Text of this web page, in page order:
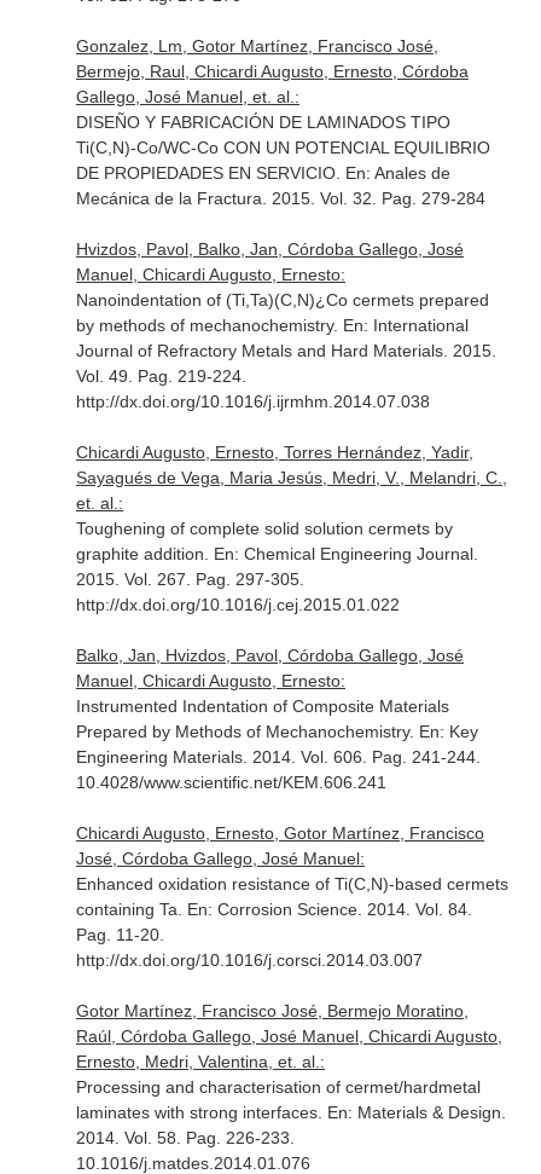
Gonzalez, Lm, Gotor Martínez, Francisco José,
Bermejo, Raul, Chicardi Augusto, Ernesto, Córdoba
Gallego, José Manuel, et. al.:
DISEÑO Y FABRICACIÓN DE LAMINADOS TIPO
Ti(C,N)-Co/WC-Co CON UN POTENCIAL EQUILIBRIO
DE PROPIEDADES EN SERVICIO. En: Anales de
Mecánica de la Fractura . 2015. Vol. 32. Pag. 279-284
Hvizdos, Pavol, Balko, Jan, Córdoba Gallego, José
Manuel, Chicardi Augusto, Ernesto:
Nanoindentation of (Ti,Ta)(C,N)¿Co cermets prepared
by methods of mechanochemistry. En: International
Journal of Refractory Metals and Hard Materials. 2015.
Vol. 49. Pag. 219-224.
http://dx.doi.org/10.1016/j.ijrmhm.2014.07.038
Chicardi Augusto, Ernesto, Torres Hernández, Yadir,
Sayagués de Vega, Maria Jesús, Medri, V., Melandri, C.,
et. al.:
Toughening of complete solid solution cermets by
graphite addition. En: Chemical Engineering Journal.
2015. Vol. 267. Pag. 297-305.
http://dx.doi.org/10.1016/j.cej.2015.01.022
Balko, Jan, Hvizdos, Pavol, Córdoba Gallego, José
Manuel, Chicardi Augusto, Ernesto:
Instrumented Indentation of Composite Materials
Prepared by Methods of Mechanochemistry. En: Key
Engineering Materials. 2014. Vol. 606. Pag. 241-244.
10.4028/www.scientific.net/KEM.606.241
Chicardi Augusto, Ernesto, Gotor Martínez, Francisco
José, Córdoba Gallego, José Manuel:
Enhanced oxidation resistance of Ti(C,N)-based cermets
containing Ta. En: Corrosion Science. 2014. Vol. 84.
Pag. 11-20.
http://dx.doi.org/10.1016/j.corsci.2014.03.007
Gotor Martínez, Francisco José, Bermejo Moratino,
Raúl, Córdoba Gallego, José Manuel, Chicardi Augusto,
Ernesto, Medri, Valentina, et. al.:
Processing and characterisation of cermet/hardmetal
laminates with strong interfaces. En: Materials & Design
2014. Vol. 58. Pag. 226-233.
10.1016/j.matdes.2014.01.076